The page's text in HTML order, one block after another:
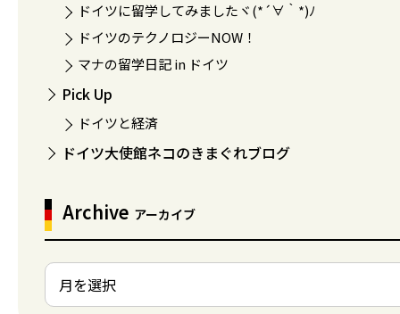
ドイツに留学してみましたヾ(*´∀｀*)ﾉ
ドイツのテクノロジーNOW！
マナの留学日記 in ドイツ
Pick Up
ドイツと経済
ドイツ大使館ネコのきまぐれブログ
Archive アーカイブ